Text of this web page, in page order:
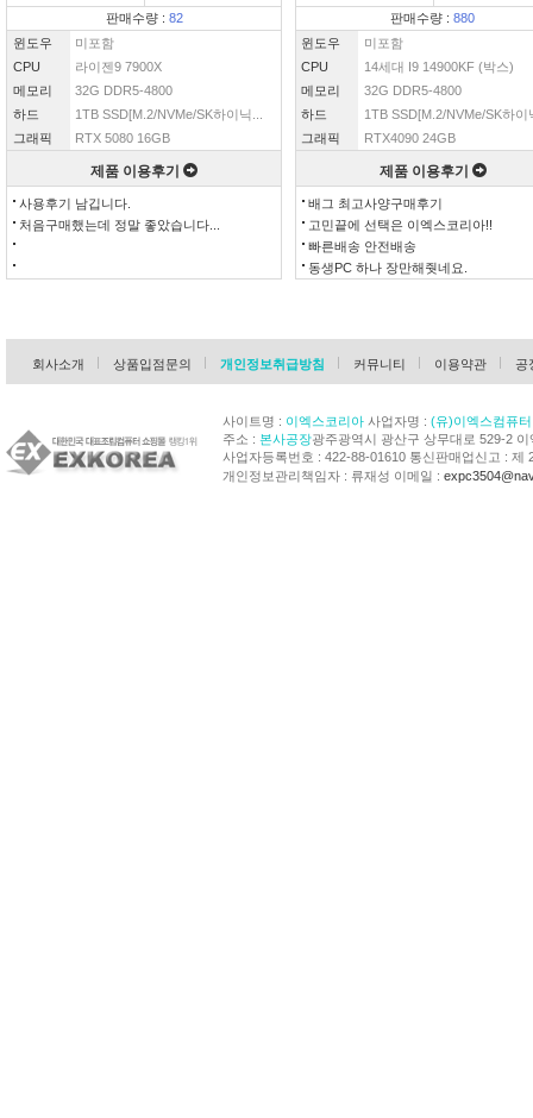
판매수량 : 82
윈도우
미포함
CPU
라이젠9 7900X
메모리
32G DDR5-4800
하드
1TB SSD[M.2/NVMe/SK하이닉...
그래픽
RTX 5080 16GB
제품 이용후기
사용후기 남깁니다.
처음구매했는데 정말 좋았습니다...
판매수량 : 880
윈도우
미포함
CPU
14세대 I9 14900KF (박스)
메모리
32G DDR5-4800
하드
1TB SSD[M.2/NVMe/SK하이
그래픽
RTX4090 24GB
제품 이용후기
배그 최고사양구매후기
고민끝에 선택은 이엑스코리아!!
빠른배송 안전배송
동생PC 하나 장만해줫네요.
회사소개 상품입점문의 개인정보취급방침 커뮤니티 이용약관 공
사이트명 : 이엑스코리아사업자명 : (유)이엑스컴퓨터
주소 : 본사공장광주광역시 광산구 상무대로 529-2 이
사업자등록번호 : 422-88-01610 통신판매업신고 : 제
개인정보관리책임자 : 류재성 이메일 :